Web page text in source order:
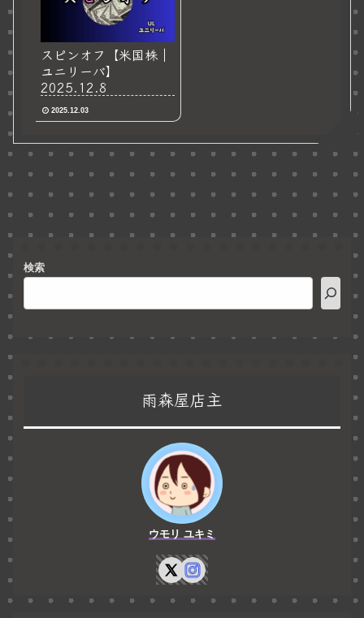
スピンオフ【米国株｜
ユニリーバ】
2025.12.8
2025.12.03
検索
雨森屋店主
ウモリ ユキミ